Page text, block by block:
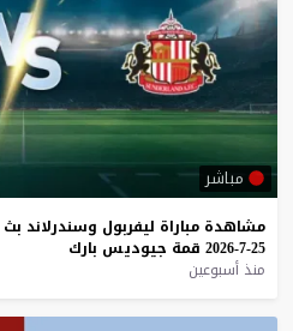
مباشر
مشاهدة مباراة ليفربول وسندرلاند بث
25-7-2026
قمة جيوديس بارك
منذ أسبوعين